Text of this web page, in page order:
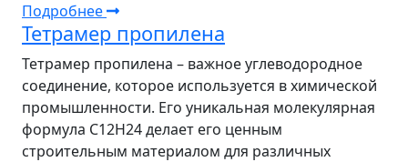
Подробнее
Тетрамер пропилена
Тетрамер пропилена – важное углеводородное
соединение, которое используется в химической
промышленности. Его уникальная молекулярная
формула C12H24 делает его ценным
строительным материалом для различных